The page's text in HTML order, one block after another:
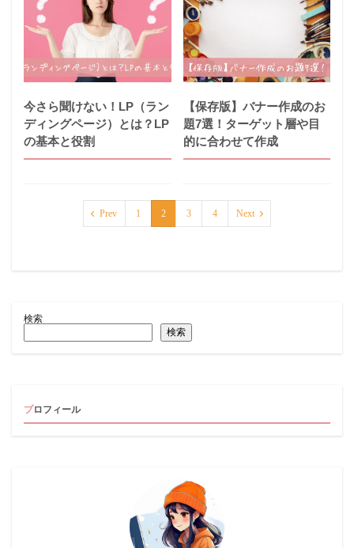
今さら聞けない！LP（ラン
ディングページ）とは？LP
の基本と役割
【保存版】バナー作成のお
題7選！ターゲット層や目
的に合わせて作成
Prev 1 2 3 4 Next
検索
検索
プロフィール